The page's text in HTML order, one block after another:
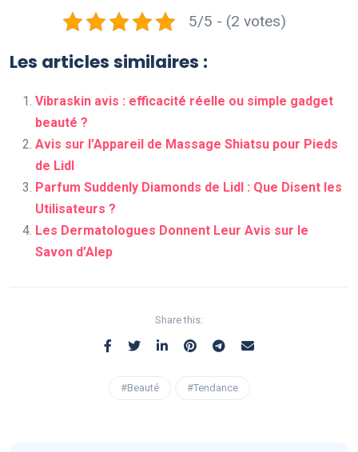
5/5 - (2 votes)
Les articles similaires :
Vibraskin avis : efficacité réelle ou simple gadget
beauté ?
Avis sur l’Appareil de Massage Shiatsu pour Pieds
de Lidl
Parfum Suddenly Diamonds de Lidl : Que Disent les
Utilisateurs ?
Les Dermatologues Donnent Leur Avis sur le
Savon d’Alep
Share this:
#Beauté #Tendance